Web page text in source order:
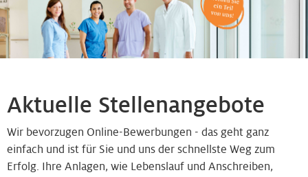
Aktuelle Stellenangebote
Wir bevorzugen Online-Bewerbungen - das geht ganz
einfach und ist für Sie und uns der schnellste Weg zum
Erfolg. Ihre Anlagen, wie Lebenslauf und Anschreiben,